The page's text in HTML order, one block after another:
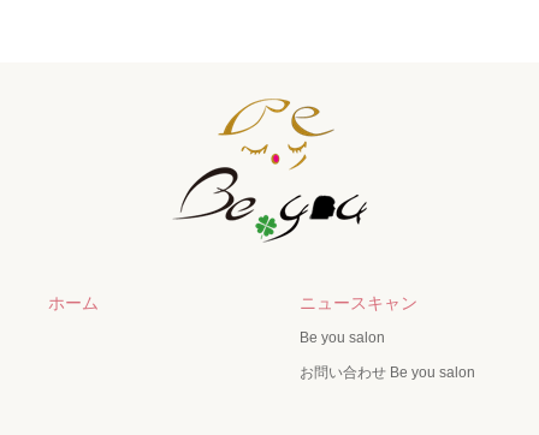
ホーム ニュースキャン
Be you salon
お問い合わせ Be you salon